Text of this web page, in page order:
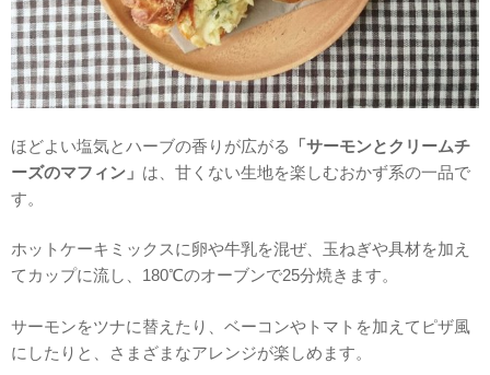
ほどよい塩気とハーブの香りが広がる
「サーモンとクリームチ
ーズのマフィン」 は、甘くない生地を楽しむおかず系の一品で
す。
ホットケーキミックスに卵や牛乳を混ぜ、玉ねぎや具材を加え
てカップに流し、180℃のオーブンで25分焼きます。
サーモンをツナに替えたり、ベーコンやトマトを加えてピザ風
にしたりと、さまざまなアレンジが楽しめます。